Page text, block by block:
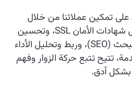
تمكين عملائنا من خلال
خدمات إضافية تشمل شهادات الأمان SSL، وتحسين
الظهور في محركات البحث (SEO)، وربط وتحليل الأداء
تتيح تتبع حركة الزوار وفهم
أدق.